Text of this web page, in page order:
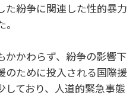
た紛争に関連した性的暴力
かかわらず、紛争の影響下
のために投入される国際援
ており、人道的緊急事態